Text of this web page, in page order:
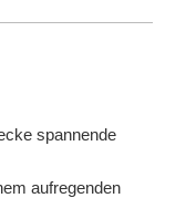
spannende
aufregenden